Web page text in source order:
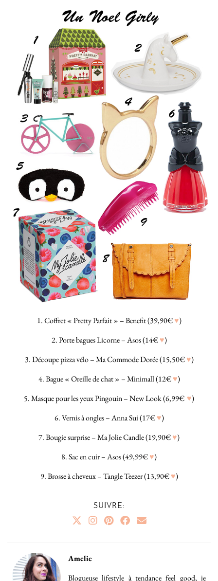
1. Coffret « Pretty Parfait » – Benefit (39,90€♥)
2. Porte bagues Licorne – Asos (14€♥)
3. Découpe pizza vélo – Ma Commode Dorée (15,50€♥)
4. Bague « Oreille de chat » – Minimall (12€♥)
5. Masque pour les yeux Pingouin – New Look (6,99€ ♥)
6. Vernis à ongles – Anna Sui (17€♥)
7. Bougie surprise – Ma Jolie Candle (19,90€♥)
8. Sac en cuir – Asos (49,99€♥)
9. Brosse à cheveux – Tangle Teezer (13,90€♥)
SUIVRE:
Amelie
Blogueuse lifestyle à tendance feel good, je